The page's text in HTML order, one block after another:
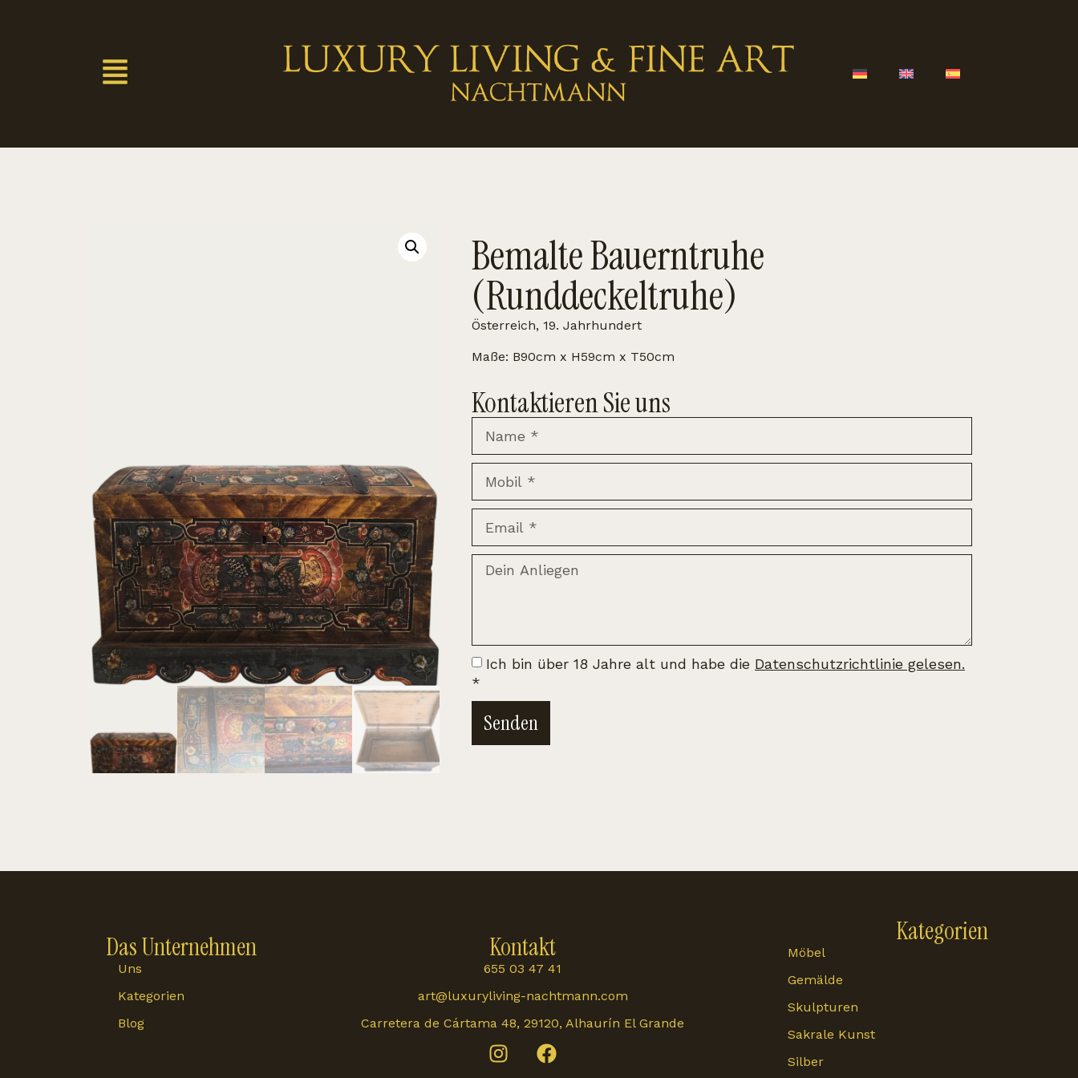
Bemalte Bauerntruhe
(Runddeckeltruhe)
Österreich, 19. Jahrhundert
Maße: B90cm x H59cm x T50cm
Kontaktieren Sie uns
Ich bin über 18 Jahre alt und habe die Datenschutzrichtlinie gelesen.
*
Senden
Das Unternehmen
Uns
Kategorien
Blog
Kontakt
655 03 47 41
art@luxuryliving-nachtmann.com
Carretera de Cártama 48, 29120, Alhaurín El Grande
Kategorien
Möbel
Gemälde
Skulpturen
Sakrale Kunst
Silber